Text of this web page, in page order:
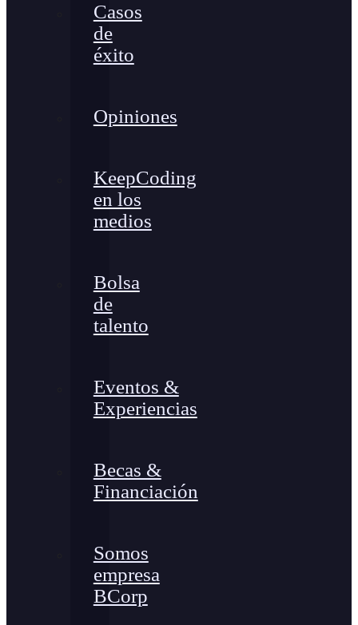
Casos
de
éxito
Opiniones
KeepCoding
en los
medios
Bolsa
de
talento
Eventos &
Experiencias
Becas &
Financiación
Somos
empresa
BCorp